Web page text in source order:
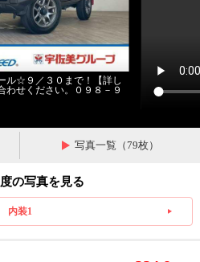
ル☆９／３０まで！【詳し
わせください。０９８－９
写真一覧（79枚）
の写真を見る
内装1